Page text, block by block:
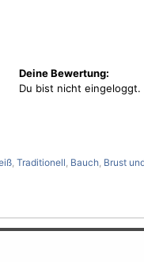
Deine Bewertung:
Du bist nicht eingeloggt.
, Traditionell, Bauch, Brust